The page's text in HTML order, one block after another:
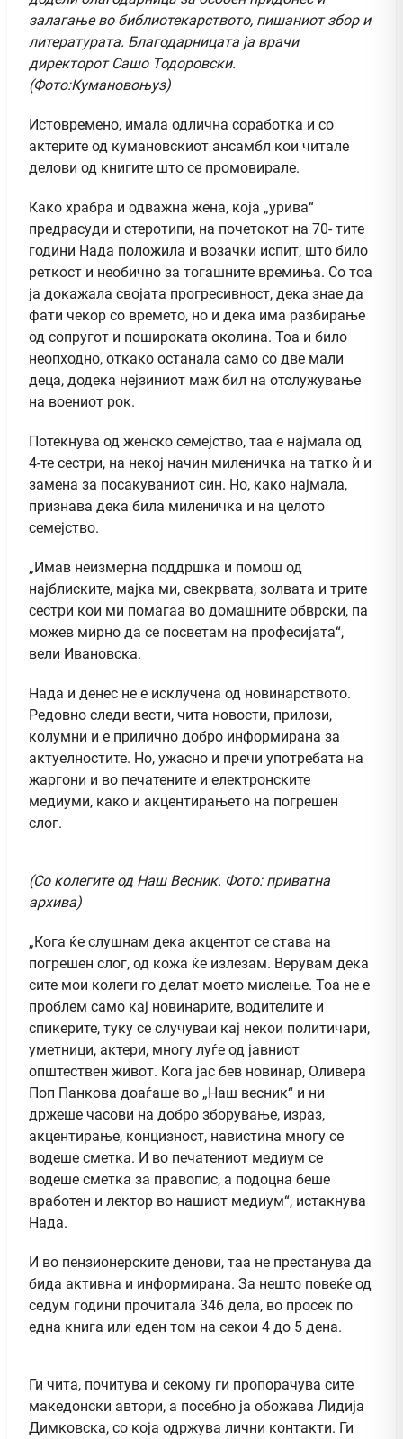
залагање во библиотекарството, пишаниот збор и
литературата. Благодарницата ја врачи
директорот Сашо Тодоровски.
(Фото:Кумановоњуз)
Истовремено, имала одлична соработка и со
актерите од кумановскиот ансамбл кои читале
делови од книгите што се промовирале.
Како храбра и одважна жена, која „урива“
предрасуди и стеротипи, на почетокот на 70- тите
години Нада положила и возачки испит, што било
реткост и необично за тогашните времиња. Со тоа
ја докажала својата прогресивност, дека знае да
фати чекор со времето, но и дека има разбирање
од сопругот и пошироката околина. Тоа и било
неопходно, откако останала само со две мали
деца, додека нејзиниот маж бил на отслужување
на воениот рок.
Потекнува од женско семејство, таа е најмала од
4-те сестри, на некој начин миленичка на татко ѝ и
замена за посакуваниот син. Но, како најмала,
признава дека била миленичка и на целото
семејство.
„Имав неизмерна поддршка и помош од
најблиските, мајка ми, свекрвата, золвата и трите
сестри кои ми помагаа во домашните обврски, па
можев мирно да се посветам на професијата“,
вели Ивановска.
Нада и денес не е исклучена од новинарството.
Редовно следи вести, чита новости, прилози,
колумни и е прилично добро информирана за
актуелностите. Но, ужасно и пречи употребата на
жаргони и во печатените и електронските
медиуми, како и акцентирањето на погрешен
слог.
(Со колегите од Наш Весник. Фото: приватна
архива)
„Кога ќе слушнам дека акцентот се става на
погрешен слог, од кожа ќе излезам. Верувам дека
сите мои колеги го делат моето мислење. Тоа не е
проблем само кај новинарите, водителите и
спикерите, туку се случуваи кај некои политичари,
уметници, актери, многу луѓе од јавниот
општествен живот. Кога јас бев новинар, Оливера
Поп Панкова доаѓаше во „Наш весник“ и ни
држеше часови на добро зборување, израз,
акцентирање, концизност, навистина многу се
водеше сметка. И во печатениот медиум се
водеше сметка за правопис, а подоцна беше
вработен и лектор во нашиот медиум“, истакнува
Нада.
И во пензионерските денови, таа не престанува да
бида активна и информирана. За нешто повеќе од
седум години прочитала 346 дела, во просек по
една книга или еден том на секои 4 до 5 дена.
Ги чита, почитува и секому ги пропорачува сите
македонски автори, а посебно ја обожава Лидија
Димковска, со која одржува лични контакти. Ги